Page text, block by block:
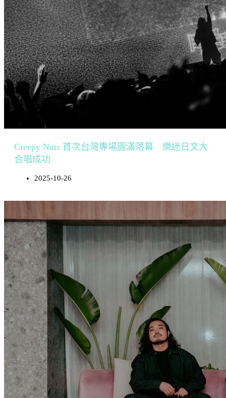
Creepy Nuts 首次台灣專場圓滿落幕 樂迷日文大
合唱成功
2025-10-26